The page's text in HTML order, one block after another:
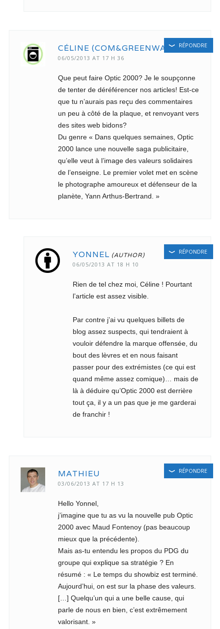
CÉLINE (COM&GREENWASHING)
06/05/2013 AT 17 H 36
Que peut faire Optic 2000? Je le soupçonne
de tenter de déréférencer nos articles! Est-ce
que tu n’aurais pas reçu des commentaires
un peu à côté de la plaque, et renvoyant vers
des sites web bidons?
Du genre « Dans quelques semaines, Optic
2000 lance une nouvelle saga publicitaire,
qu’elle veut à l’image des valeurs solidaires
de l’enseigne. Le premier volet met en scène
le photographe amoureux et défenseur de la
planète, Yann Arthus-Bertrand. »
RÉPONDRE
YONNEL
06/05/2013 AT 18 H 10
Rien de tel chez moi, Céline ! Pourtant
l’article est assez visible.
Par contre j’ai vu quelques billets de
blog assez suspects, qui tendraient à
vouloir défendre la marque offensée, du
bout des lèvres et en nous faisant
passer pour des extrémistes (ce qui est
quand même assez comique)… mais de
là à déduire qu’Optic 2000 est derrière
tout ça, il y a un pas que je me garderai
de franchir !
RÉPONDRE
MATHIEU
03/06/2013 AT 17 H 13
Hello Yonnel,
j’imagine que tu as vu la nouvelle pub Optic
2000 avec Maud Fontenoy (pas beaucoup
mieux que la précédente).
Mais as-tu entendu les propos du PDG du
groupe qui explique sa stratégie ? En
résumé : « Le temps du showbiz est terminé.
Aujourd’hui, on est sur la phase des valeurs.
[…] Quelqu’un qui a une belle cause, qui
parle de nous en bien, c’est extrêmement
valorisant. »
RÉPONDRE